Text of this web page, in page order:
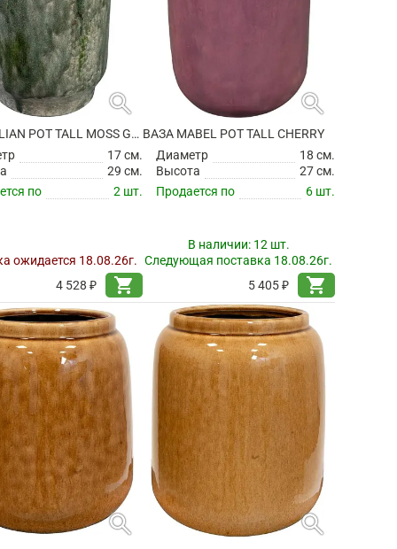
search
ВАЗА JULIAN POT TALL MOSS GREEN
17 см.
29 см.
по
2 шт.
ожидается 18.08.26г.
4 528 ₽
shopping_cart
search
ВАЗА MABEL POT TALL CHERRY
Диаметр
18 см.
Высота
27 см.
Продается по
6 шт.
В наличии: 12 шт.
Следующая поставка 18.08.26г.
5 405 ₽
shopping_cart
search search